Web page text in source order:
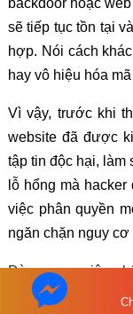
sẽ tiếp tục tồn tại
hợp. Nói cách
hay vô hiệu hóa
Vì vậy, trước khi
website đã được
tập tin độc hại,
lỗ hổng mà
việc phân quyền
ngăn chặn nguy cơ
Đừng xem việc
Nếu website vẫn